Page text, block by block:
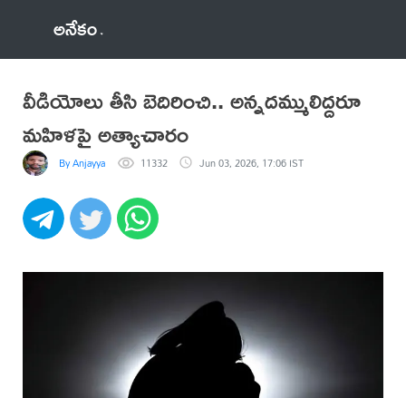
అనేకం
వీడియోలు తీసి బెదిరించి.. అన్నదమ్ములిద్దరూ
మహిళపై అత్యాచారం
By Anjayya 11332 Jun 03, 2026, 17:06 IST